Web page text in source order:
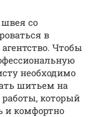
со
в
Чтобы
необходимо
шитьем на
который
и комфортно